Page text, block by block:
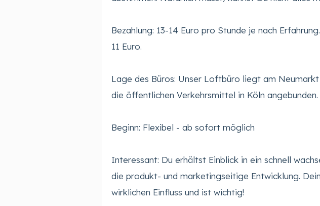
Bezahlung: 13-14 Euro pro Stunde je nach
11 Euro.
Lage des Büros: Unser Loftbüro liegt am
die öffentlichen Verkehrsmittel in Köln angebunden.
Beginn: Flexibel - ab sofort möglich
Interessant: Du erhältst Einblick in ein schnell
die produkt- und marketingseitige Entwicklung.
wirklichen Einfluss und ist wichtig!